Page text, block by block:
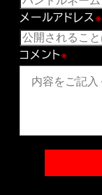
メールアドレス※
コメント※